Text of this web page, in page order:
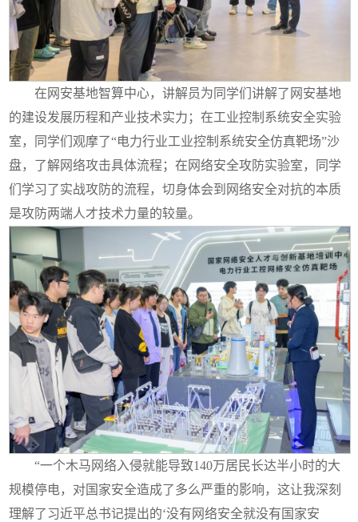
在网安基地智算中心，讲解员为同学们讲解了网安基地
的建设发展历程和产业技术实力；在工业控制系统安全实验
室，同学们观摩了“电力行业工业控制系统安全仿真靶场”沙
盘，了解网络攻击具体流程；在网络安全攻防实验室，同学
们学习了实战攻防的流程，切身体会到网络安全对抗的本质
是攻防两端人才技术力量的较量。
“一个木马网络入侵就能导致140万居民长达半小时的大
规模停电，对国家安全造成了多么严重的影响，这让我深刻
理解了习近平总书记提出的‘没有网络安全就没有国家安